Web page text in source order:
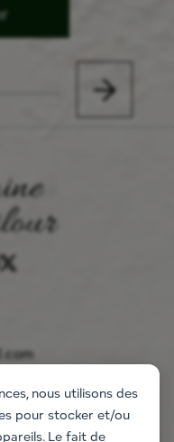
nous utilisons des
pour stocker et/ou
Le fait de